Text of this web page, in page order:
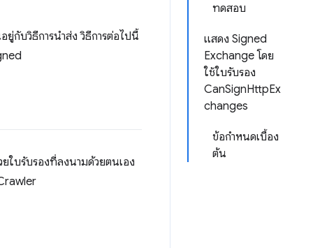
ทดสอบ
แสดง Signed
Exchange โดย
ใช้ใบรับรอง
CanSignHttpEx
changes
ข้อกำหนดเบื้อง
ต้น
กับวิธีการนำส่ง วิธีการต่อไปนี้
ใบรับรองที่ลงนามด้วยตนเอง